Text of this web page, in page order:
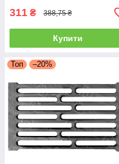
311 ₴ 388,75 ₴
Купити
Топ –20%